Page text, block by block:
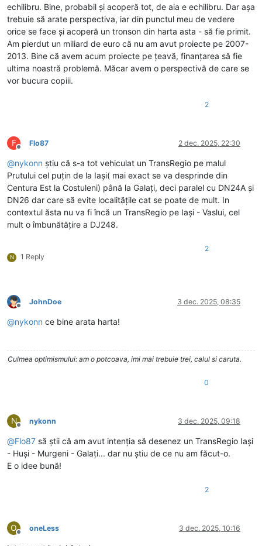
echilibru. Bine, probabil și acoperă tot, de aia e echilibru. Dar așa
trebuie să arate perspectiva, iar din punctul meu de vedere
orice se face și acoperă un tronson din harta asta - să fie primit.
Am pierdut un miliard de euro că nu am avut proiecte pe 2007-
2013. Bine că avem acum proiecte pe țeavă, finanțarea să fie
ultima noastră problemă. Măcar avem o perspectivă de care se
vor bucura copiii.
2
F
Deconectat
Flo87 2 dec. 2025, 22:30
@nykonn știu că s-a tot vehiculat un TransRegio pe malul
Prutului cel puțin de la Iași( mai exact se va desprinde din
Centura Est la Costuleni) până la Galați, deci paralel cu DN24A și
DN26 dar care să evite localitățile cat se poate de mult. In
contextul ăsta nu va fi încă un TransRegio pe Iași - Vaslui, cel
mult o îmbunătățire a DJ248.
N 1 Reply
2
Deconectat
JohnDoe 3 dec. 2025, 08:35
@nykonn ce bine arata harta!
Culmea optimismului: am o potcoava, imi mai trebuie trei, calul si caruta.
0
N
Deconectat
nykonn 3 dec. 2025, 09:18
@Flo87 să știi că am avut intenția să desenez un TransRegio Iași
- Huși - Murgeni - Galați... dar nu știu de ce nu am făcut-o.
E o idee bună!
2
O
Deconectat
oneLess 3 dec. 2025, 10:16